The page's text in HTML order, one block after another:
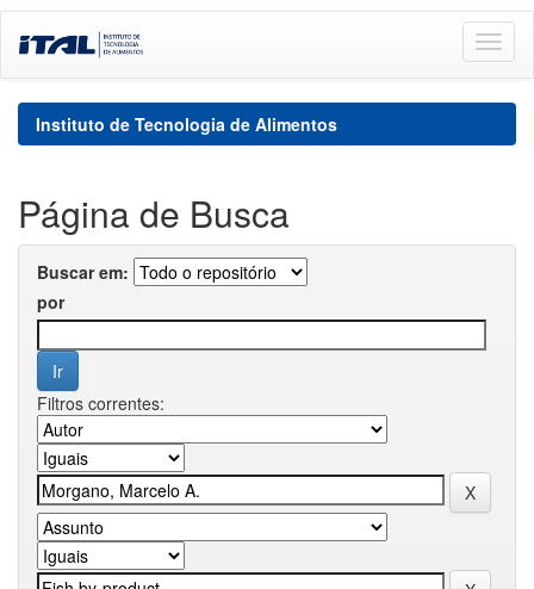
navigation
Instituto de Tecnologia de Alimentos
Página de Busca
Buscar em:
por
Filtros correntes: